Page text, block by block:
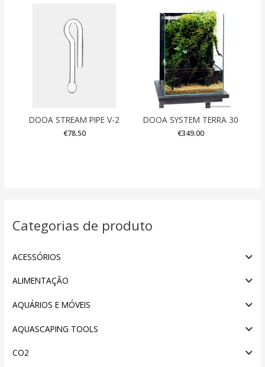
Categorias de produto
ACESSÓRIOS
ALIMENTAÇÃO
AQUÁRIOS E MÓVEIS
AQUASCAPING TOOLS
CO2
DOOA STREAM PIPE V-2
€78.50
DOOA SYSTEM TERRA 30
€349.00